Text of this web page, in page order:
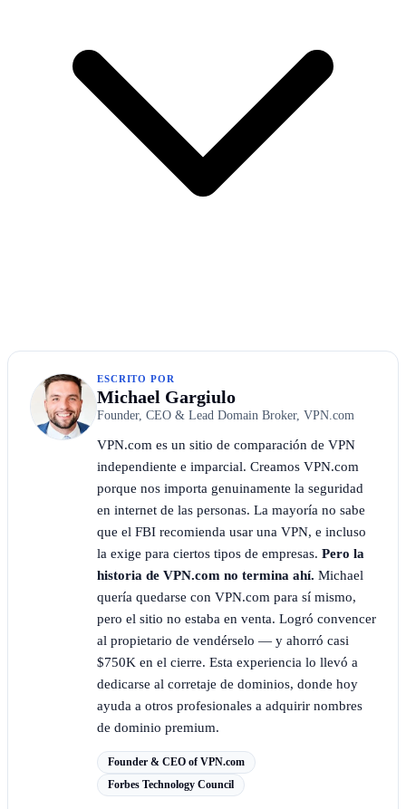
ESCRITO POR
Michael Gargiulo
Founder, CEO & Lead Domain Broker, VPN.com
VPN.com es un sitio de comparación de VPN
independiente e imparcial. Creamos VPN.com
porque nos importa genuinamente la seguridad
en internet de las personas. La mayoría no sabe
que el FBI recomienda usar una VPN, e incluso
la exige para ciertos tipos de empresas. Pero la
historia de VPN.com no termina ahí. Michael
quería quedarse con VPN.com para sí mismo,
pero el sitio no estaba en venta. Logró convencer
al propietario de vendérselo — y ahorró casi
$750K en el cierre. Esta experiencia lo llevó a
dedicarse al corretaje de dominios, donde hoy
ayuda a otros profesionales a adquirir nombres
de dominio premium.
Founder & CEO of VPN.com
Forbes Technology Council